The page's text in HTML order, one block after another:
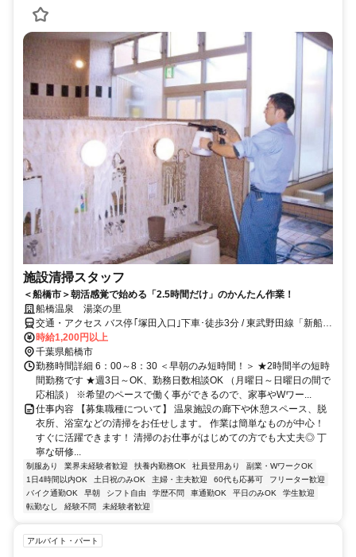
施設清掃スタッフ
＜船橋市＞朝活感覚で始める「2.5時間だけ」のかんたん作業！
船橋温泉 湯楽の里
交通・アクセス バス停｢塚田入口｣下車･徒歩3分 / 東武野田線「新船橋
駅」・塚田駅から徒歩10分
時給1,200円以上
千葉県船橋市
勤務時間詳細 6：00～8：30 ＜早朝のみ短時間！＞ ★2時間半の短時
間勤務です ★週3日～OK、勤務日数相談OK （月曜日～日曜日の間で
応相談） ※希望のペースで働く事ができるので、家事やWワー...
仕事内容 【募集職種について】 温泉施設の廊下や休憩スペース、脱
衣所、浴室などの清掃をお任せします。 作業は簡単なものが中心！
すぐに活躍できます！ 清掃のお仕事がはじめての方でも大丈夫◎ 丁
寧な研修...
制服あり 業界未経験者歓迎 扶養内勤務OK 社員登用あり
副業・WワークOK
1日4時間以内OK
土日祝のみOK 主婦・主夫歓迎 60代も応募可
フリーター歓迎
バイク通勤OK
早朝 シフト自由 学歴不問 車通勤OK 平日のみOK
学生歓迎
転勤なし
経験不問 未経験者歓迎
アルバイト・パート